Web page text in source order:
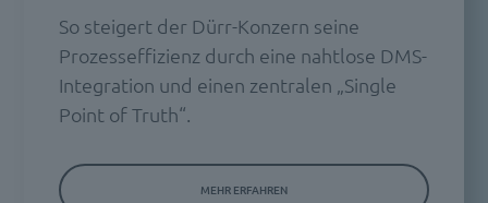
So steigert der Dürr-Konzern seine
Prozesseffizienz durch eine nahtlose DMS-
Integration und einen zentralen „Single
Point of Truth“.
MEHR ERFAHREN